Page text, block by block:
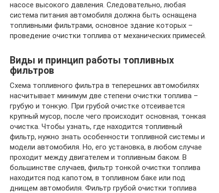
насосе высокого давления. Следовательно, любая
система питания автомобиля должна быть оснащена
топливными фильтрами, основное здание которых –
проведение очистки топлива от механических примесей.
Виды и принцип работы топливных
фильтров
Схема топливного фильтра в теперешних автомобилях
насчитывает минимум две степени очистки топлива –
грубую и тонкую. При грубой очистке отсеивается
крупный мусор, после чего происходит основная, тонкая
очистка. Чтобы узнать, где находится топливный
фильтр, нужно знать особенности топливной системы и
модели автомобиля. Но, его установка, в любом случае
проходит между двигателем и топливным баком. В
большинстве случаев, фильтр тонкой очистки топлива
находится под капотом, в топливном баке или под
днищем автомобиля. Фильтр грубой очистки топлива